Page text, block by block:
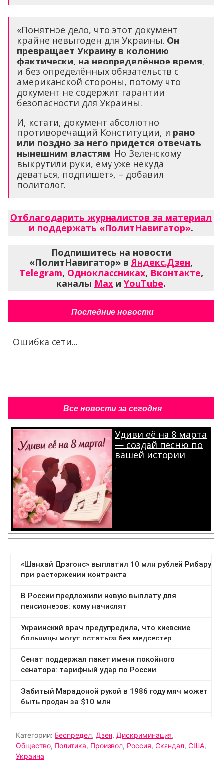
«Понятное дело, что этот документ
крайне невыгоден для Украины. Он
превращает Украину в колонию
фактически, на неопределённое время,
и без определённых обязательств с
американской стороны, потому что
документ не содержит гарантии
безопасности для Украины.
И, кстати, документ абсолютно
противоречащий Конституции, и рано
или поздно за него придется отвечать
нынешним властям. Но Зеленскому
выкрутили руки, ему уже некуда
деваться, подпишет», – добавил
политолог.
Отблагодарить журналистов за материал
и поддержать «ПолитНавигатор».
Подпишитесь на новости
«ПолитНавигатор» в Яндекс.Дзен,
Telegram, Одноклассниках, Вконтакте,
каналы Max и YouTube.
Последние новости
Ошибка сети...
Все новости за сегодня
Удиви её на 8 марта
— создай песню по
вашей истории
.
Категории: Беспредел, Дзен, Дискриминация,
Общество, Политика, Произвол, Россия, Скандал, США,
Украина